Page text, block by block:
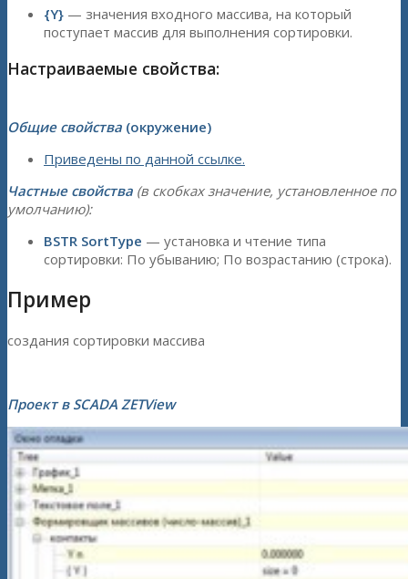
{Y} — значения входного массива, на который
поступает массив для выполнения сортировки.
Настраиваемые свойства:
Общие свойства (окружение)
Приведены по данной ссылке.
Частные свойства (в скобках значение, установленное по
умолчанию):
BSTR SortType — установка и чтение типа
сортировки: По убыванию; По возрастанию (строка).
Пример
создания сортировки массива
Проект в SCADA ZETView